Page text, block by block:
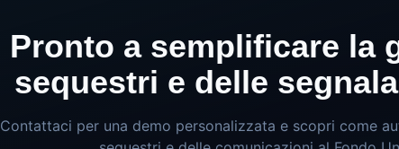
Pronto a semplificare la
sequestri e delle
Contattaci per una demo personalizzata e scopri come